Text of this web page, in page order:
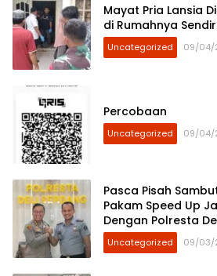
Mayat Pria Lansia
di Rumahnya
Uncategorized 09/04/
Percobaan
Uncategorized 09/04/
Pasca Pisah
Pakam Speed Up
Dengan Polresta
Uncategorized 09/03/